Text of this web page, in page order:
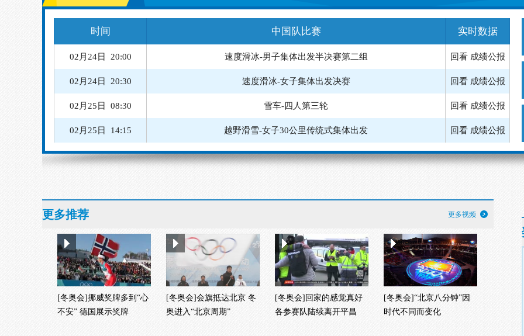
时间 中国队比赛 实时数据
02月24日 20:00 速度滑冰-男子集体出发半决赛第二组 回看 成绩公报
02月24日 20:30 速度滑冰-女子集体出发决赛 回看 成绩公报
02月25日 08:30 雪车-四人第三轮 回看 成绩公报
02月25日 14:15 越野滑雪-女子30公里传统式集体出发 回看 成绩公报
02月24日 10:07 雪车-四人第二轮 回看 成绩公报
02月24日 19:00 速度滑冰-女子集体出发半决赛第一组 成绩公报
更多推荐 更多视频
[冬奥会]挪威奖牌多到“心
不安” 德国展示奖牌
[冬奥会]会旗抵达北京 冬
奥进入“北京周期”
[冬奥会]回家的感觉真好
各参赛队陆续离开平昌
[冬奥会]“北京八分钟”因
时代不同而变化